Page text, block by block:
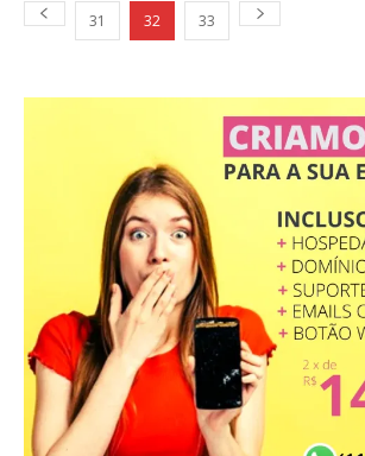
31 32 33